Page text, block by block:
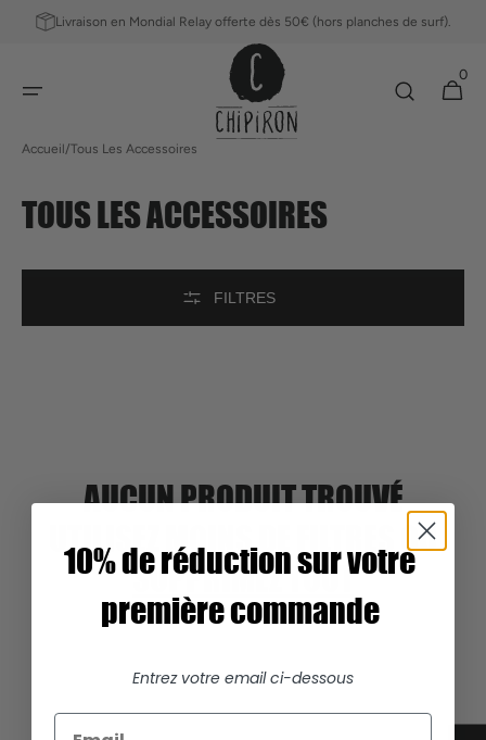
PASSERLivraison en Mondial Relay offerte dès 50€ (hors planches de surf).
Panier
0
0 article
Accueil/Tous Les Accessoires
COLLECTION:
TOUS LES ACCESSOIRES
FILTRES
AUCUN PRODUIT TROUVÉ
UTILISEZ MOINS DE FILTRES OU
SUPPRIMEZ TOUT
10% de réduction sur votre
première commande
Entrez votre email ci-dessous